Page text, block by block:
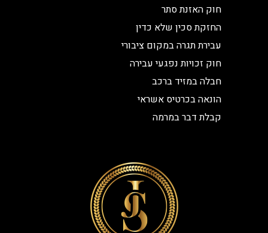
חוק האזנת סתר
החזקת סכין שלא כדין
עבירת תגרה במקום ציבורי
חוק זכויות נפגעי עבירה
חבלה במזיד ברכב
הונאה בכרטיס אשראי
קבלת דבר במרמה